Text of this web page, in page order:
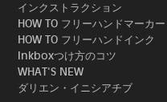
インクストラクション
HOW TO フリーハンドマーカー
HOW TO フリーハンドインク
Inkboxつけ方のコツ
WHAT'S NEW
ダリエン・イニシアチブ